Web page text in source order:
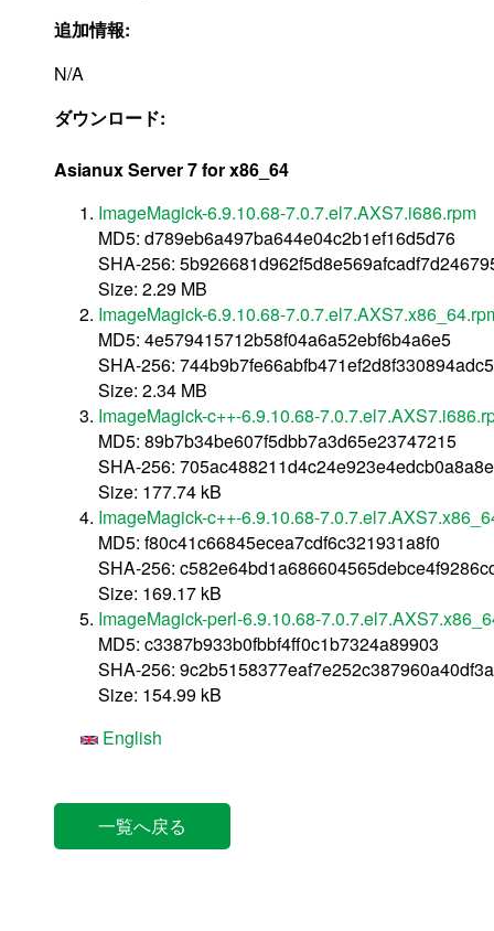
追加情報:
N/A
ダウンロード:
Asianux Server 7 for x86_64
ImageMagick-6.9.10.68-7.0.7.el7.AXS7.i686.rpm
MD5: d789eb6a497ba644e04c2b1ef16d5d76
SHA-256:
Size: 2.29 MB
ImageMagick-6.9.10.68-
MD5: 4e579415712b58f04a6a52ebf6b4a6e5
SHA-256:
Size: 2.34 MB
ImageMagick-c++-6.9.10.68-
MD5: 89b7b34be607f5dbb7a3d65e23747215
SHA-256:
Size: 177.74 kB
ImageMagick-c++-6.9.10.68-
MD5: f80c41c66845ecea7cdf6c321931a8f0
SHA-256:
Size: 169.17 kB
ImageMagick-perl-6.9.10.68-
MD5: c3387b933b0fbbf4ff0c1b7324a89903
SHA-256:
Size: 154.99 kB
English
一覧へ戻る